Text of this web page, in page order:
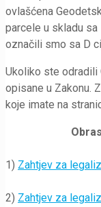
ovlašćena
parcele u skladu
označili smo sa D
Ukoliko ste odradili
opisane u Zakonu.
koje imate na
1) Zahtjev za
2) Zahtjev za